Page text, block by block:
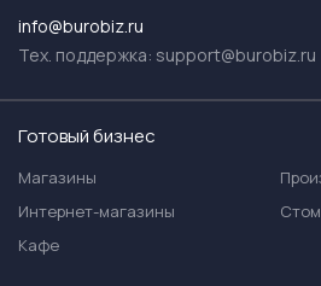
info@burobiz.ru
Тех. поддержка: support@burobiz.ru
Готовый бизнес
Магазины
Интернет-магазины
Кафе